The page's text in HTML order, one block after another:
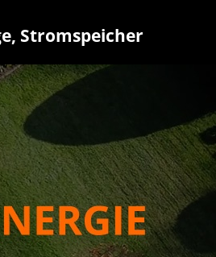
Stromspeicher